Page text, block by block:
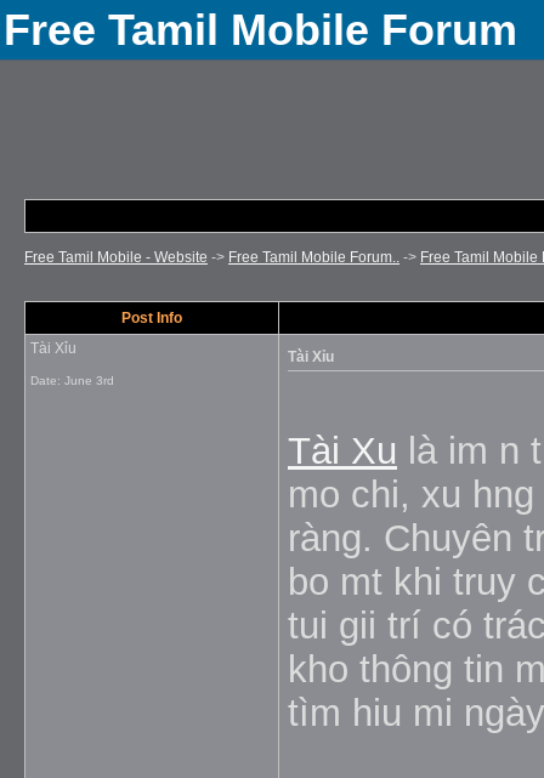
Free Tamil Mobile Forum
Free Tamil Mobile - Website -> Free Tamil Mobile Forum.. -> Free Tamil Mobile
Post Info
Tài Xỉu
Date: June 3rd
Tài Xỉu
Tài Xu là im n
mo chi, xu
ràng. Chuyên
bo mt khi truy
tui gii trí có
kho thông tin
tìm hiu mi